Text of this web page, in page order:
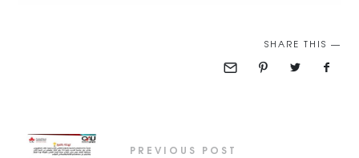
SHARE THIS
PREVIOUS POST